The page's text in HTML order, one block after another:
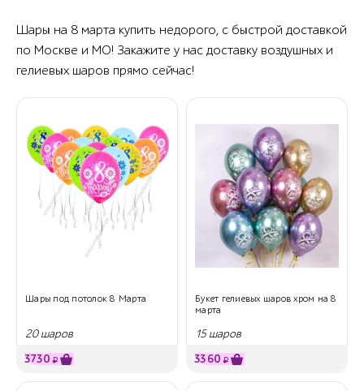
Шары на 8 марта купить недорого, с быстрой доставкой
по Москве и МО! Закажите у нас доставку воздушных и
гелиевых шаров прямо сейчас!
Шары под потолок 8 Марта
20 шаров
3730 ₽
Букет гелиевых шаров хром на 8
марта
15 шаров
3360 ₽